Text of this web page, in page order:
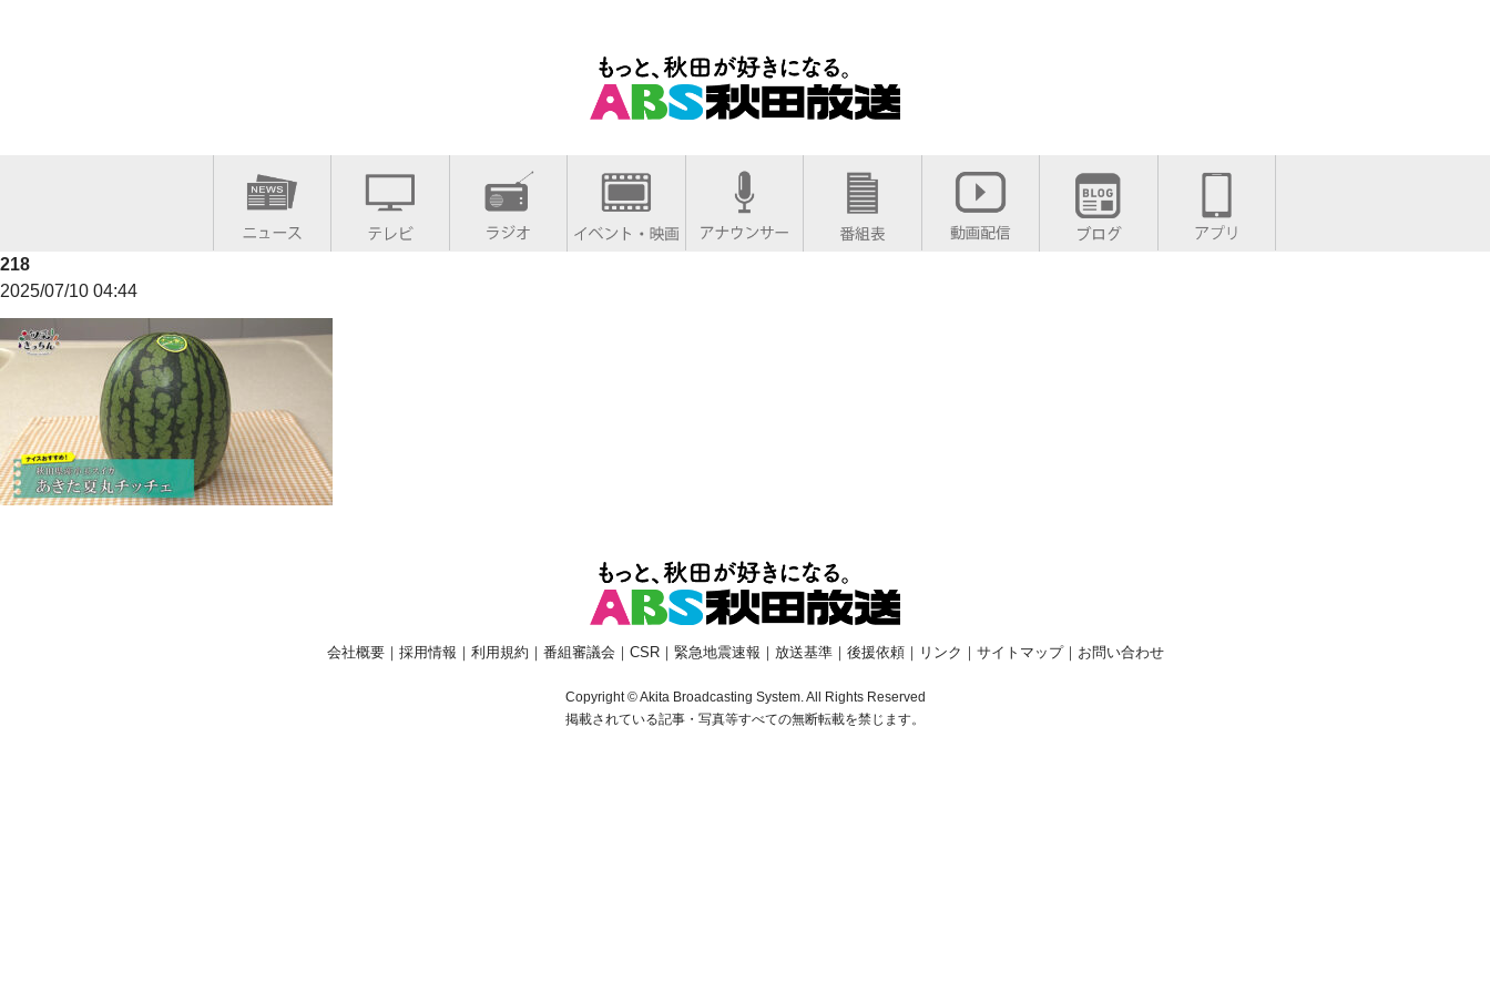
218
2025/07/10 04:44
会社概要｜ 採用情報 ｜ 利用規約 ｜ 番組審議会 ｜ CSR｜ 緊急地震速報 ｜ 放送基準｜ 後援依頼｜ リンク ｜ サイトマップ｜ お問い合わせ
Copyright © Akita Broadcasting System. All Rights Reserved
掲載されている記事・写真等すべての無断転載を禁じます。